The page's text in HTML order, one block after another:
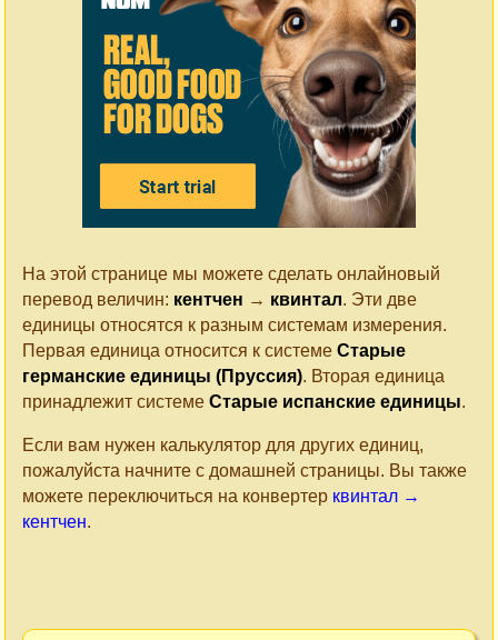
На этой странице мы можете сделать онлайновый
перевод величин: кентчен → квинтал. Эти две
единицы относятся к разным системам измерения.
Первая единица относится к системе Старые
германские единицы (Пруссия). Вторая единица
принадлежит системе Старые испанские единицы.
Если вам нужен калькулятор для других единиц,
пожалуйста начните с домашней страницы. Вы также
можете переключиться на конвертер квинтал →
кентчен.